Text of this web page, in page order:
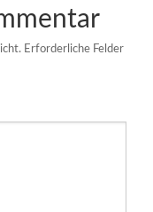
Erforderliche Felder